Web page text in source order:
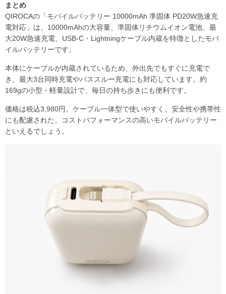
まとめ
QIROCAの「モバイルバッテリー 10000mAh 準固体 PD20W急速充
電対応」は、10000mAhの大容量、準固体リチウムイオン電池、最
大20W急速充電、USB-C・Lightningケーブル内蔵を特徴としたモバ
イルバッテリーです。
本体にケーブルが内蔵されているため、外出先でもすぐに充電で
き、最大3台同時充電やパススルー充電にも対応しています。約
169gの小型・軽量設計で、毎日の持ち歩きにも便利です。
価格は税込3,980円。ケーブル一体型で使いやすく、安全性や携帯性
にも配慮された、コストパフォーマンスの高いモバイルバッテリー
といえるでしょう。